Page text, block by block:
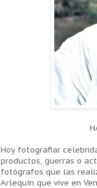
Hoy fotografiar
productos, guerras o
fotógrafos que las
Arlequín que vive en